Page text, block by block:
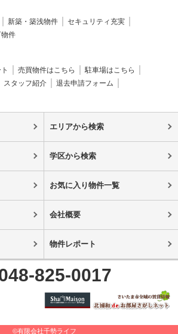
新築・築浅物件
セキュリティ充実
件
売買物件はこちら
駐車場はこちら
スタッフ紹介
退去申請フォーム
エリアから検索
学区から検索
お気に入り物件一覧
会社概要
物件レポート
825-0017
©有限会社千勢ライフ